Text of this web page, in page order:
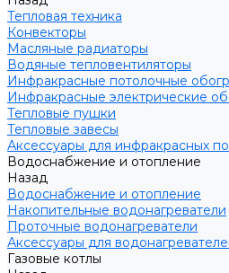
Тепловая техника
Конвекторы
Масляные радиаторы
Водяные тепловентиляторы
Инфракрасные потолочные
Инфракрасные электрические
Тепловые пушки
Тепловые завесы
Аксессуары для инфракрасных
Водоснабжение и отопление
Назад
Водоснабжение и отопление
Накопительные водонагреватели
Проточные водонагреватели
Аксессуары для
Газовые котлы